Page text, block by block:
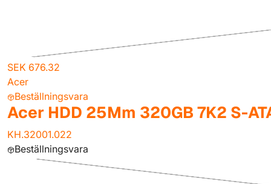
SEK 676.32
Acer
Beställningsvara
Acer HDD 25Mm 320GB 7K2 S-
KH.32001.022
Beställningsvara